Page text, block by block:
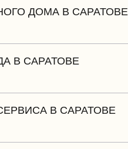
ДОМА В САРАТОВЕ
В САРАТОВЕ
В САРАТОВЕ